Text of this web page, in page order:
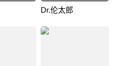
Dr.伦太郎